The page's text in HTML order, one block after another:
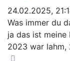
24.02.2025,
Was immer du
ja das ist meine
2023 war